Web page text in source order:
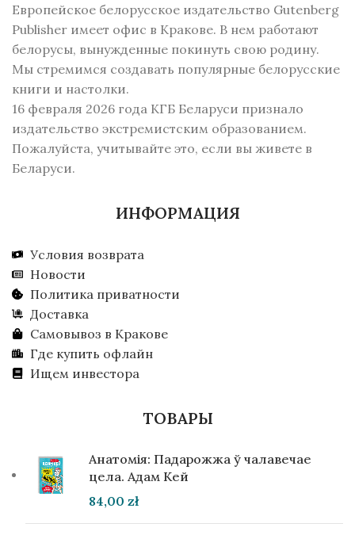
Европейское белорусское издательство Gutenberg
Publisher имеет офис в Кракове. В нем работают
белорусы, вынужденные покинуть свою родину.
Мы стремимся создавать популярные белорусские
книги и настолки.
16 февраля 2026 года КГБ Беларуси признало
издательство экстремистским образованием.
Пожалуйста, учитывайте это, если вы живете в
Беларуси.
ИНФОРМАЦИЯ
Условия возврата
Новости
Политика приватности
Доставка
Самовывоз в Кракове
Где купить офлайн
Ищем инвестора
ТОВАРЫ
Анатомія: Падарожжа ў чалавечае
цела. Адам Кей
84,00 zł